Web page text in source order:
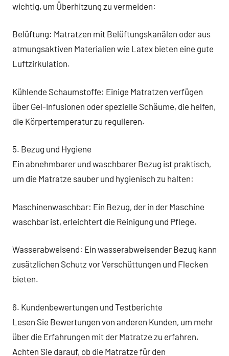
wichtig, um Überhitzung zu vermeiden:
Belüftung: Matratzen mit Belüftungskanälen oder aus
atmungsaktiven Materialien wie Latex bieten eine gute
Luftzirkulation.
Kühlende Schaumstoffe: Einige Matratzen verfügen
über Gel-Infusionen oder spezielle Schäume, die helfen,
die Körpertemperatur zu regulieren.
5. Bezug und Hygiene
Ein abnehmbarer und waschbarer Bezug ist praktisch,
um die Matratze sauber und hygienisch zu halten:
Maschinenwaschbar: Ein Bezug, der in der Maschine
waschbar ist, erleichtert die Reinigung und Pflege.
Wasserabweisend: Ein wasserabweisender Bezug kann
zusätzlichen Schutz vor Verschüttungen und Flecken
bieten.
6. Kundenbewertungen und Testberichte
Lesen Sie Bewertungen von anderen Kunden, um mehr
über die Erfahrungen mit der Matratze zu erfahren.
Achten Sie darauf, ob die Matratze für den